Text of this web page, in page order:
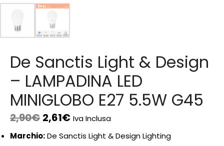
De Sanctis Light & Design
– LAMPADINA LED
MINIGLOBO E27 5.5W G45
2,90€ 2,61€ Iva Inclusa
Marchio:De Sanctis Light & Design Lighting